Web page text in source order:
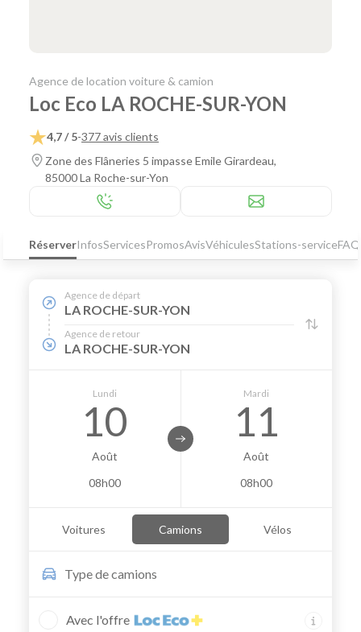
Agence de location voiture & camion
Loc Eco LA ROCHE-SUR-YON
4,7 / 5-377 avis clients
Zone des Flâneries 5 impasse Emile Girardeau,
85000 La Roche-sur-Yon
RéserverInfosServicesPromosAvisVéhiculesStations-serviceFAQ
Agence de départ
LA ROCHE-SUR-YON
Agence de retour
LA ROCHE-SUR-YON
Lundi
10
Août
08h00
Mardi
11
Août
08h00
Voitures Camions Vélos
Type decamions
Avec l'offre